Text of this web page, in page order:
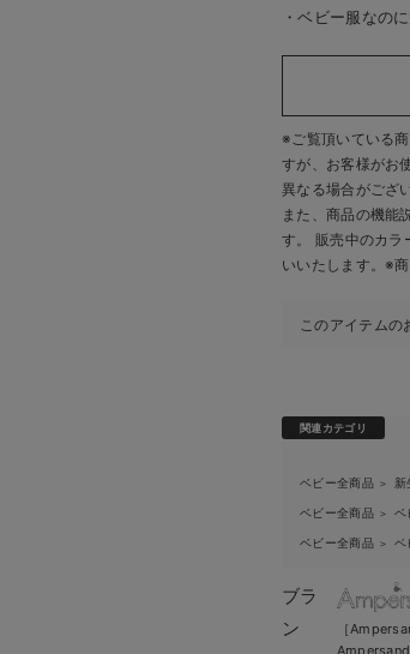
・ベビー服なの
※ご覧頂いている
すが、 お客様がお
異なる場合がござ
また、商品の機能
す。 販売中のカラ
いいたします。 ※
このアイテムの
関連カテゴリ
ベビー全商品 ＞ 新
ベビー全商品 ＞ ベ
ベビー全商品 ＞ ベ
ブラ
ン
［
Ampersand